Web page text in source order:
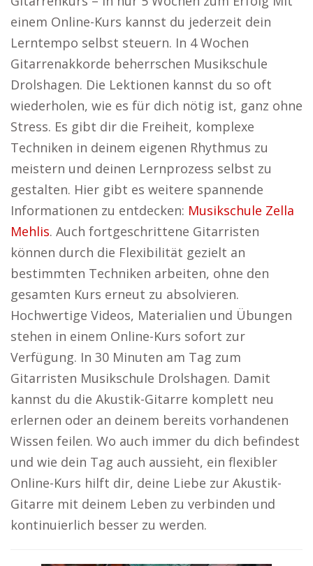
einem Online-Kurs kannst du jederzeit dein
Lerntempo selbst steuern. In 4 Wochen
Gitarrenakkorde beherrschen Musikschule
Drolshagen. Die Lektionen kannst du so oft
wiederholen, wie es für dich nötig ist, ganz ohne
Stress. Es gibt dir die Freiheit, komplexe
Techniken in deinem eigenen Rhythmus zu
meistern und deinen Lernprozess selbst zu
gestalten. Hier gibt es weitere spannende
Informationen zu entdecken: Musikschule Zella
Mehlis. Auch fortgeschrittene Gitarristen
können durch die Flexibilität gezielt an
bestimmten Techniken arbeiten, ohne den
gesamten Kurs erneut zu absolvieren.
Hochwertige Videos, Materialien und Übungen
stehen in einem Online-Kurs sofort zur
Verfügung. In 30 Minuten am Tag zum
Gitarristen Musikschule Drolshagen. Damit
kannst du die Akustik-Gitarre komplett neu
erlernen oder an deinem bereits vorhandenen
Wissen feilen. Wo auch immer du dich befindest
und wie dein Tag auch aussieht, ein flexibler
Online-Kurs hilft dir, deine Liebe zur Akustik-
Gitarre mit deinem Leben zu verbinden und
kontinuierlich besser zu werden.